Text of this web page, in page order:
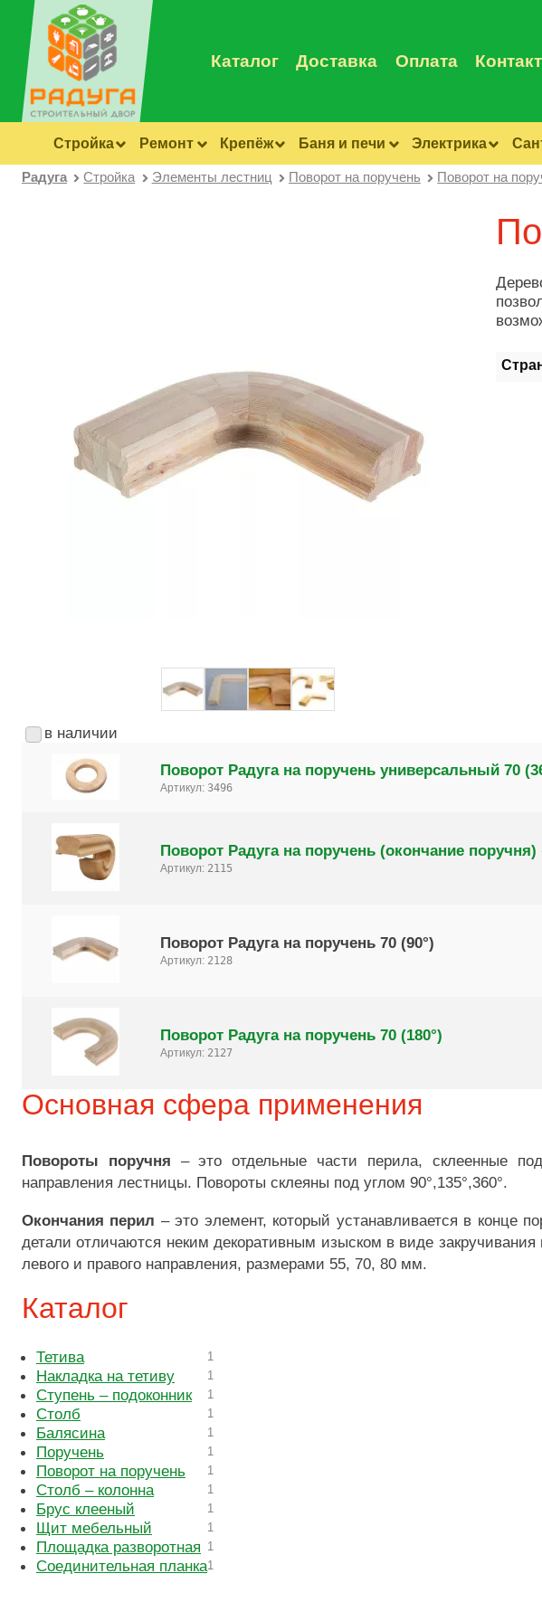
Каталог Доставка Оплата
Стройка Ремонт Крепёж Баня и печи Электрика
Радуга Стройка Элементы лестниц Поворот на поручень Поворот на
в наличии
Поворот Радуга на поручень универсальный 70
Артикул: 3496
Поворот Радуга на поручень (окончание поручня)
Артикул: 2115
Поворот Радуга на поручень 70 (90°)
Артикул: 2128
Поворот Радуга на поручень 70 (180°)
Артикул: 2127
Основная сфера применения
Повороты поручня – это отдельные части перила, склеенные
направления лестницы. Повороты склеяны под углом 90°,135°,360°.
Окончания перил – это элемент, который устанавливается в конце
детали отличаются неким декоративным изыском в виде
левого и правого направления, размерами 55, 70, 80 мм.
Каталог
Тетива 1
Накладка на тетиву 1
Ступень – подоконник 1
Столб 1
Балясина 1
Поручень 1
Поворот на поручень 1
Столб – колонна 1
Брус клееный 1
Щит мебельный 1
Площадка разворотная 1
Соединительная планка1